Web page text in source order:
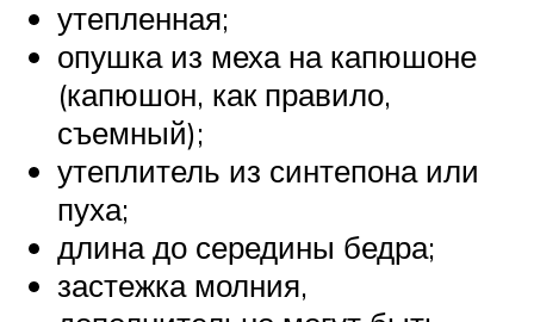
утепленная;
опушка из меха на капюшоне
(капюшон, как правило,
съемный);
утеплитель из синтепона или
пуха;
длина до середины бедра;
застежка молния,